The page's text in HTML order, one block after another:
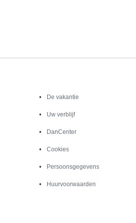
De vakantie
Uw verblijf
DanCenter
Cookies
Persoonsgegevens
Huurvoorwaarden